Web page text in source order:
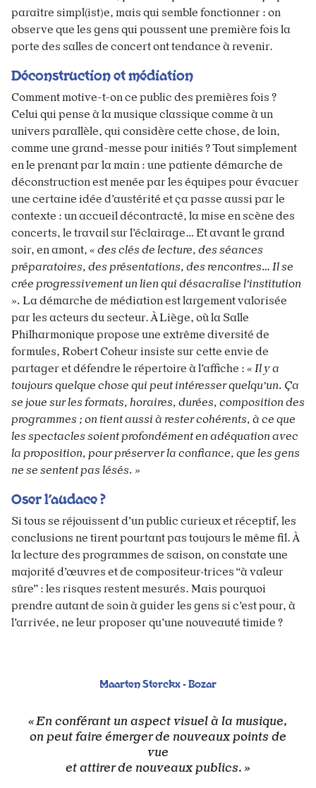
paraître simpl(ist)e, mais qui semble fonctionner : on
observe que les gens qui poussent une première fois la
porte des salles de concert ont tendance à revenir.
Déconstruction et médiation
Comment motive-t-on ce public des premières fois ?
Celui qui pense à la musique classique comme à un
univers parallèle, qui considère cette chose, de loin,
comme une grand-messe pour initiés ? Tout simplement
en le prenant par la main : une patiente démarche de
déconstruction est menée par les équipes pour évacuer
une certaine idée d’austérité et ça passe aussi par le
contexte : un accueil décontracté, la mise en scène des
concerts, le travail sur l’éclairage… Et avant le grand
soir, en amont, « des clés de lecture, des séances
préparatoires, des présentations, des rencontres… Il se
crée progressivement un lien qui désacralise l’institution
». La démarche de médiation est largement valorisée
par les acteurs du secteur. À Liège, où la Salle
Philharmonique propose une extrême diversité de
formules, Robert Coheur insiste sur cette envie de
partager et défendre le répertoire à l’affiche : « Il y a
toujours quelque chose qui peut intéresser quelqu’un. Ça
se joue sur les formats, horaires, durées, composition des
programmes ; on tient aussi à rester cohérents, à ce que
les spectacles soient profondément en adéquation avec
la proposition, pour préserver la confiance, que les gens
ne se sentent pas lésés. »
Oser l’audace ?
Si tous se réjouissent d’un public curieux et réceptif, les
conclusions ne tirent pourtant pas toujours le même fil. À
la lecture des programmes de saison, on constate une
majorité d’œuvres et de compositeur·trices “à valeur
sûre” : les risques restent mesurés. Mais pourquoi
prendre autant de soin à guider les gens si c’est pour, à
l’arrivée, ne leur proposer qu’une nouveauté timide ?
Maarten Sterckx - Bozar
En conférant un aspect visuel à la musique,
on peut faire émerger de nouveaux points de
vue
et attirer de nouveaux publics.